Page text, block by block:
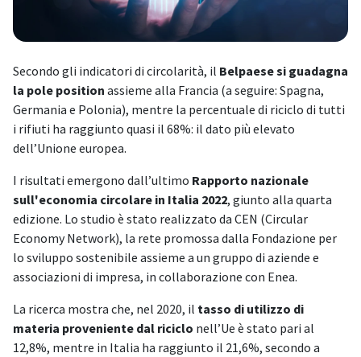
Secondo gli indicatori di circolarità, il Belpaese si guadagna
la pole position assieme alla Francia (a seguire: Spagna,
Germania e Polonia), mentre la percentuale di riciclo di tutti
i rifiuti ha raggiunto quasi il 68%: il dato più elevato
dell’Unione europea.
I risultati emergono dall’ultimo Rapporto nazionale
sull'economia circolare in Italia 2022, giunto alla quarta
edizione. Lo studio è stato realizzato da CEN (Circular
Economy Network), la rete promossa dalla Fondazione per
lo sviluppo sostenibile assieme a un gruppo di aziende e
associazioni di impresa, in collaborazione con Enea.
La ricerca mostra che, nel 2020, il tasso di utilizzo di
materia proveniente dal riciclo nell’Ue è stato pari al
12,8%, mentre in Italia ha raggiunto il 21,6%, secondo a